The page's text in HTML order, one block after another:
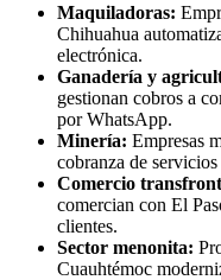
Maquiladoras:
Chihuahua
electrónica.
Ganadería y
gestionan cobros a
por WhatsApp.
Minería: Empresas
cobranza de servicios
Comercio
comercian con El
clientes.
Sector menonita:
Cuauhtémoc